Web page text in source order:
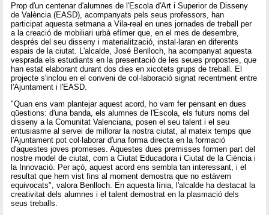
Prop d'un centenar d'alumnes de l'Escola d'Art i Superior de Disseny
de València (EASD), acompanyats pels seus professors, han
participat aquesta setmana a Vila-real en unes jornades de treball per
a la creació de mobiliari urbà efímer que, en el mes de desembre,
després del seu disseny i materialització, instal·laran en diferents
espais de la ciutat. L'alcalde, José Benlloch, ha acompanyat aquesta
vesprada els estudiants en la presentació de les seues propostes, que
han estat elaborant durant dos dies en xicotets grups de treball. El
projecte s'inclou en el conveni de col·laboració signat recentment entre
l'Ajuntament i l'EASD.
"Quan ens vam plantejar aquest acord, ho vam fer pensant en dues
qüestions: d'una banda, els alumnes de l'Escola, els futurs noms del
disseny a la Comunitat Valenciana, posen el seu talent i el seu
entusiasme al servei de millorar la nostra ciutat, al mateix temps que
l'Ajuntament pot col·laborar d'una forma directa en la formació
d'aquestes joves promeses. Aquestes dues premisses formen part del
nostre model de ciutat, com a Ciutat Educadora i Ciutat de la Ciència i
la Innovació. Per açò, aquest acord ens sembla tan interessant, i el
resultat que hem vist fins al moment demostra que no estàvem
equivocats", valora Benlloch. En aquesta línia, l'alcalde ha destacat la
creativitat dels alumnes i el talent demostrat en la plasmació dels
seus treballs.